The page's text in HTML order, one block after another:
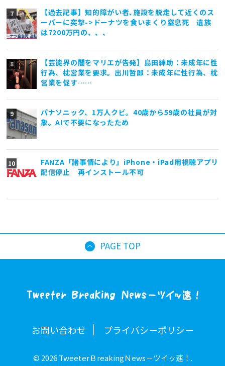
【過去記事】知的障がい者､施設を脱走して近くのス
ーパーに突撃->ドーナツを食いまくり窒息死 遺族
は7200万円の、、、
【芸能界の闇をマリエが告発】島田紳助：未成年に性
行為、枕営業を要求。出川哲郎：未成年に性行為、枕
営業を促す……
パナソニック、1万人クビ。40歳から59歳の社員が対
象。AIで不要になったため
FANZA「諸事情により」iPhone・iPad用視聴アプリ
配信停止 再インストール不可
PAGE TOP
お問い合わせ プライバシーポリシー
© 2026 TweeterＢreakingＮews－ツイッ速！.